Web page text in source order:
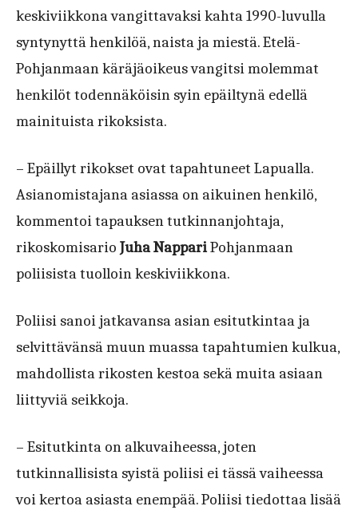
keskiviikkona vangittavaksi kahta 1990-luvulla
syntynyttä henkilöä, naista ja miestä. Etelä-
Pohjanmaan käräjäoikeus vangitsi molemmat
henkilöt todennäköisin syin epäiltynä edellä
mainituista rikoksista.
– Epäillyt rikokset ovat tapahtuneet Lapualla.
Asianomistajana asiassa on aikuinen henkilö,
kommentoi tapauksen tutkinnanjohtaja,
rikoskomisario Juha NappariPohjanmaan
poliisista tuolloin keskiviikkona.
Poliisi sanoi jatkavansa asian esitutkintaa ja
selvittävänsä muun muassa tapahtumien kulkua,
mahdollista rikosten kestoa sekä muita asiaan
liittyviä seikkoja.
– Esitutkinta on alkuvaiheessa, joten
tutkinnallisista syistä poliisi ei tässä vaiheessa
voi kertoa asiasta enempää. Poliisi tiedottaa lisää